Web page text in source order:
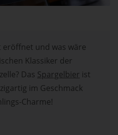
eröffnet und was wäre
Klassiker der
Das Spargelbier ist
im Geschmack
Charme!